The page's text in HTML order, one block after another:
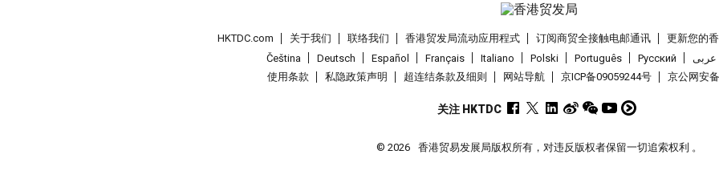
HKTDC.com 关于我们 联络我们 香港贸发局流动应用程式 订阅商贸全接触电邮通讯
更新您的
Čeština
Deutsch Español Français Italiano Polski Português Pусский
عربى
使用条款
私隐政策声明 超连结条款及细则 网站导航 京ICP备09059244号 京公网安
关注 HKTDC
© 2026 香港贸易发展局版权所有，对违反版权者保留一切追索权利 。